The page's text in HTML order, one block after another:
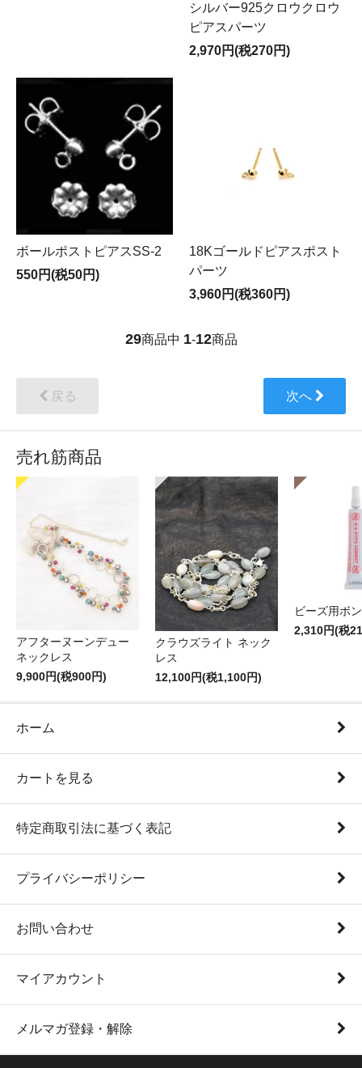
シルバー925クロウクロウ
ピアスパーツ
2,970円(税270円)
ボールポストピアスSS-2
550円(税50円)
18Kゴールドピアスポスト
パーツ
3,960円(税360円)
29商品中 1-12商品
戻る 次へ
売れ筋商品
アフターヌーンデュー
ネックレス
9,900円(税900円)
クラウズライト ネック
レス
12,100円(税1,100円)
ビーズ用ボ
2,310円(税
ホーム
カートを見る
特定商取引法に基づく表記
プライバシーポリシー
お問い合わせ
マイアカウント
メルマガ登録・解除